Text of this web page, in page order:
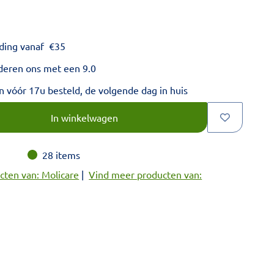
vanaf€35
ons met een 9.0
vóór 17u besteld, de volgende dag in huis
In winkelwagen
28 items
van: Molicare |Vind meer producten van: